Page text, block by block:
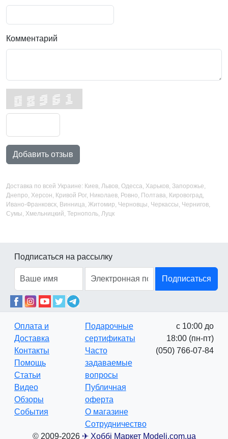
Комментарий
Добавить отзыв
Доставка по всей Украине: Киев, Львов, Одесса, Харьков, Запорожье,
Днепро, Херсон, Кривой Рог, Николаев, Ровно, Полтава, Кировоград,
Ивано-Франковск, Винница, Житомир, Черновцы, Черкассы, Чернигов,
Сумы, Хмельницкий, Тернополь, Луцк
Подписаться на рассылку
Подписаться
Оплата и
Доставка
Контакты
Помощь
Статьи
Видео
Обзоры
События
Подарочные
сертификаты
Часто
задаваемые
вопросы
Публичная
оферта
О магазине
Сотрудничество
с 10:00 до
18:00 (пн-пт)
(050) 766-07-84
© 2009-2026 ✈ Хоббі Маркет Modeli.com.ua